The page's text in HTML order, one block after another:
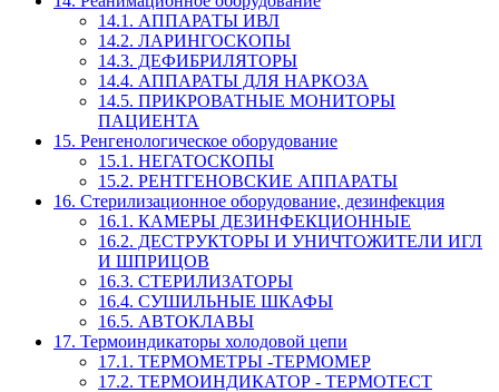
14.1. АППАРАТЫ ИВЛ
14.2. ЛАРИНГОСКОПЫ
14.3. ДЕФИБРИЛЯТОРЫ
14.4. АППАРАТЫ ДЛЯ НАРКОЗА
14.5. ПРИКРОВАТНЫЕ МОНИТОРЫ
ПАЦИЕНТА
15. Ренгенологическое оборудование
15.1. НЕГАТОСКОПЫ
15.2. РЕНТГЕНОВСКИЕ АППАРАТЫ
16. Стерилизационное оборудование, дезинфекция
16.1. КАМЕРЫ ДЕЗИНФЕКЦИОННЫЕ
16.2. ДЕСТРУКТОРЫ И УНИЧТОЖИТЕЛИ ИГЛ
И ШПРИЦОВ
16.3. СТЕРИЛИЗАТОРЫ
16.4. СУШИЛЬНЫЕ ШКАФЫ
16.5. АВТОКЛАВЫ
17. Термоиндикаторы холодовой цепи
17.1. ТЕРМОМЕТРЫ -ТЕРМОМЕР
17.2. ТЕРМОИНДИКАТОР - ТЕРМОТЕСТ